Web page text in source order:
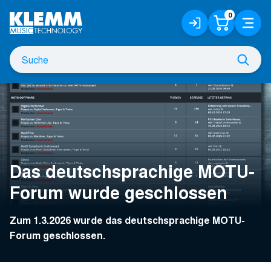
Hauptinhalt
Suche
nach
Anmelden
/
Registrieren
0 Menü
Das deutschsprachige MOTU-
Forum wurde geschlossen
Zum 1.3.2026 wurde das deutschsprachige MOTU-
Forum geschlossen.